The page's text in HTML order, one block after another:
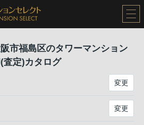
阪市福島区のタワーマンション
査定)カタログ
変更
変更